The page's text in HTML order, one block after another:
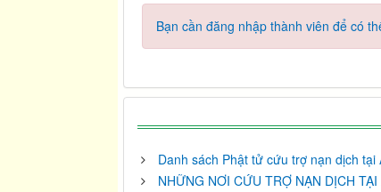
Bạn cần đăng nhập thành viên để có
Danh sách Phật tử cứu trợ nạn dịch tại
NHỮNG NƠI CỨU TRỢ NẠN DỊCH